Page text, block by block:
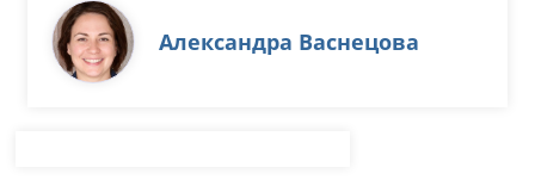
Александра Васнецова